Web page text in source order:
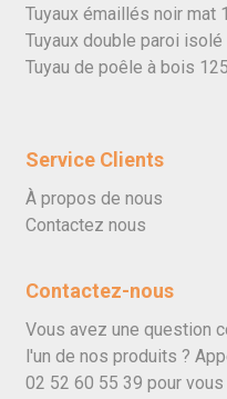
Tuyaux émaillés noir mat
Tuyaux double paroi isolé
Tuyau de poêle à bois
Service Clients
À propos de nous
Contactez nous
Contactez-nous
Vous avez une question
l'un de nos produits ?
02 52 60 55 39 pour